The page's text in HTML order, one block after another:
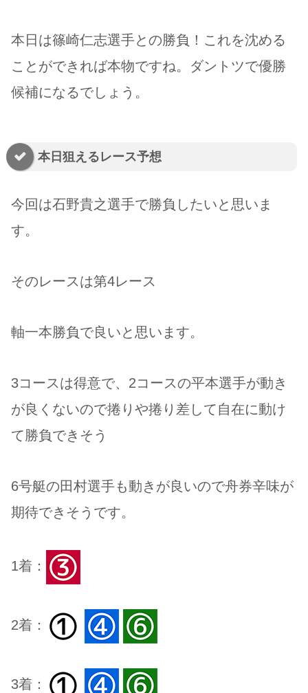
本日は篠崎仁志選手との勝負！これを沈める
ことができれば本物ですね。ダントツで優勝
候補になるでしょう。
本日狙えるレース予想
今回は石野貴之選手で勝負したいと思いま
す。
そのレースは第4レース
軸一本勝負で良いと思います。
3コースは得意で、2コースの平本選手が動き
が良くないので捲りや捲り差して自在に動け
て勝負できそう
6号艇の田村選手も動きが良いので舟券辛味が
期待できそうです。
1着：
2着：
3着：